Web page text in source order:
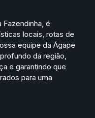
Fazendinha, é
locais, rotas de
equipe da Ágape
da região,
e garantindo que
para uma